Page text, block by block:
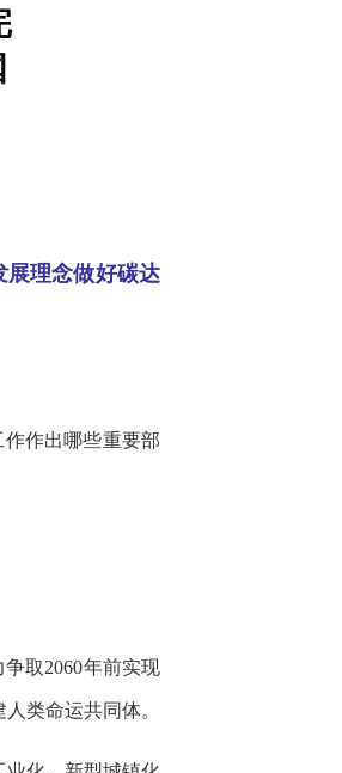
理念做好碳达
作出哪些重要部
取2060年前实现
类命运共同体。